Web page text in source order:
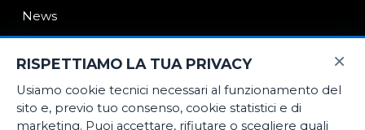
News
Contatti
E-Commerce
Noleggio medio termine
×
RISPETTIAMO LA TUA PRIVACY
Usiamo cookie tecnici necessari al funzionamento del
sito e, previo tuo consenso, cookie statistici e di
marketing. Puoi accettare, rifiutare o scegliere quali